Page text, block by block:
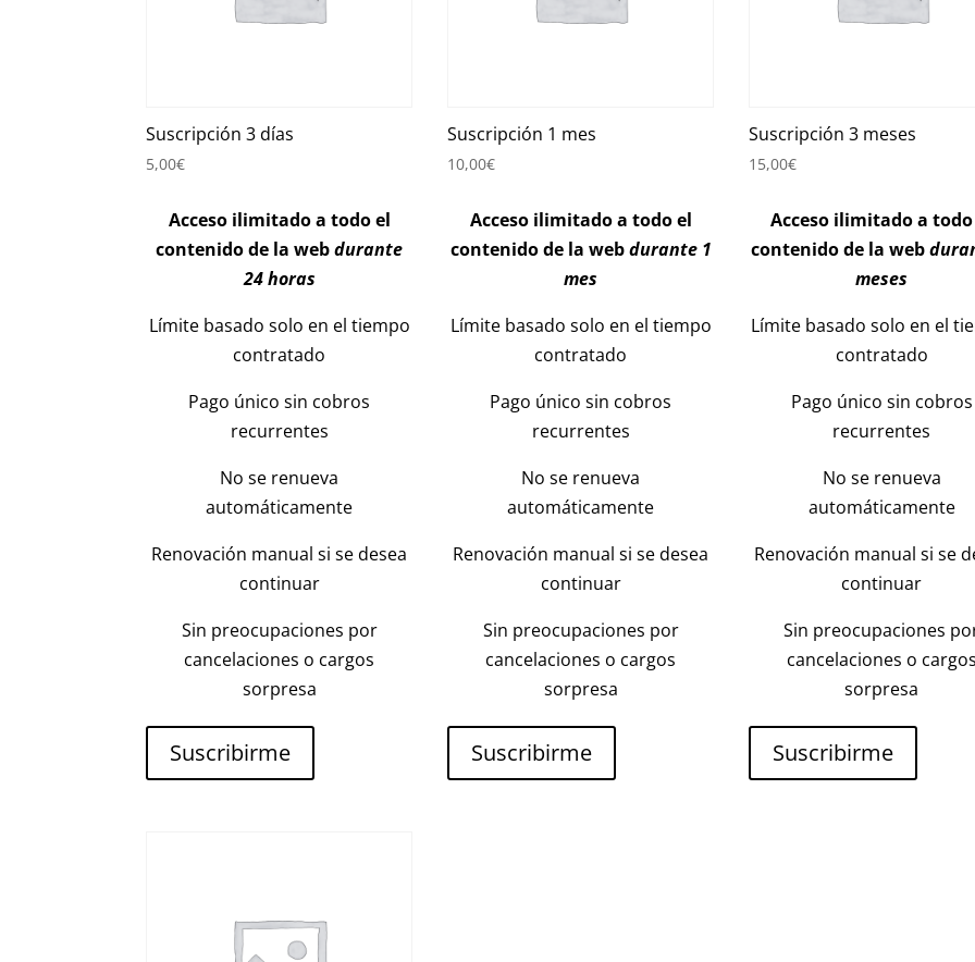
Suscripción 3 días
5,00€
Acceso ilimitado a todo el
contenido de la webdurante
24 horas
Límite basado solo en el tiempo
contratado
Pago único sin cobros
recurrentes
No se renueva
automáticamente
Renovación manual si se desea
continuar
Sin preocupaciones por
cancelaciones o cargos
sorpresa
Suscribirme
Suscripción 1 mes
10,00€
Acceso ilimitado a todo el
contenido de la webdurante 1
mes
Límite basado solo en el tiempo
contratado
Pago único sin cobros
recurrentes
No se renueva
automáticamente
Renovación manual si se desea
continuar
Sin preocupaciones por
cancelaciones o cargos
sorpresa
Suscribirme
Suscripción 3 meses
15,00€
Acceso ilimitado a
contenido de la web
meses
Límite basado solo en el
contratado
Pago único sin cobros
recurrentes
No se renueva
automáticamente
Renovación manual si se
continuar
Sin preocupaciones
cancelaciones o cargos
sorpresa
Suscribirme